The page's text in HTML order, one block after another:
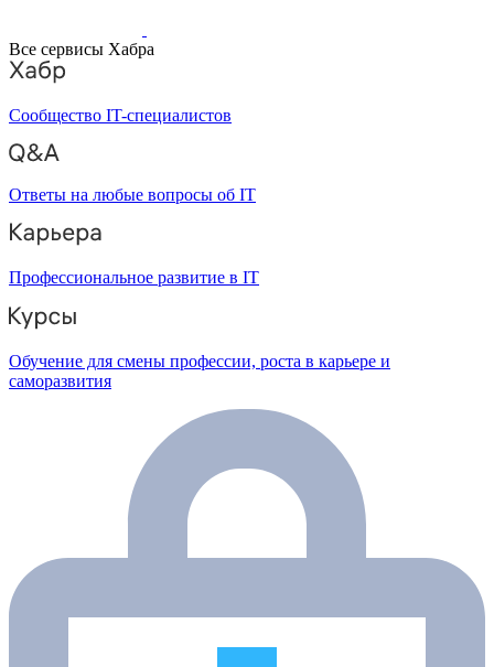
Все сервисы Хабра
Сообщество IT-специалистов
Ответы на любые вопросы об IT
Профессиональное развитие в IT
Обучение для смены профессии, роста в карьере и
саморазвития